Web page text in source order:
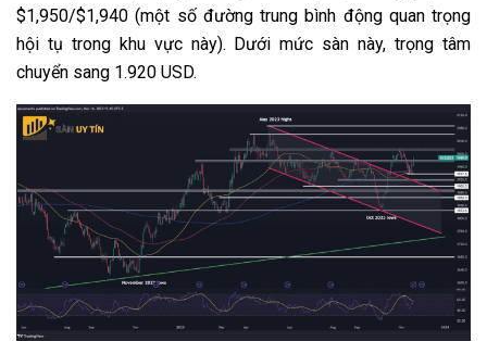
$1,950/$1,940 (một số đường trung bình động quan trọng
hội tụ trong khu vực này). Dưới mức sàn này, trọng tâm
chuyển sang 1.920 USD.